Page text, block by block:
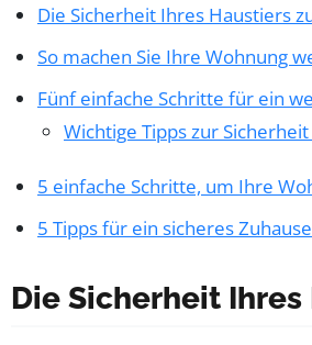
Die Sicherheit Ihres Haustiers
So machen Sie Ihre Wohnung
Fünf einfache Schritte für ein
Wichtige Tipps zur
5 einfache Schritte, um Ihre
5 Tipps für ein sicheres
Die Sicherheit